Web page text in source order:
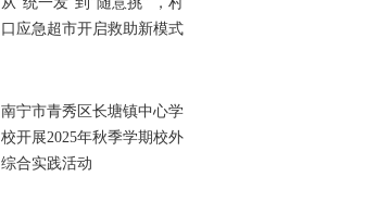
口应急超市开启救助新模式
南宁市青秀区长塘镇中心学
校开展2025年秋季学期校外
综合实践活动